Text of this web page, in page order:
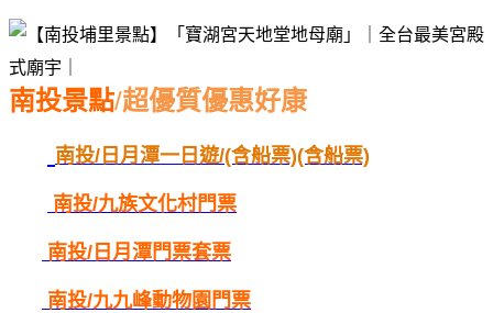
南投景點/超優質優惠好康
南投/日月潭一日遊/(含船票)(含船票)
南投/九族文化村門票
南投/ 日月潭門票套票
南投/九九峰動物園門票